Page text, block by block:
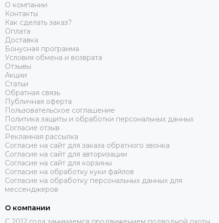
О компании
Контакты
Как сделать заказ?
Оплата
Доставка
Бонусная программа
Условия обмена и возврата
Отзывы
Акции
Статьи
Обратная связь
Публичная оферта
Пользовательское соглашение
Политика защиты и обработки персональных данных
Согласие отзыв
Рекламная рассылка
Согласие на сайт для заказа обратного звонка
Согласие на сайт для авторизации
Согласие на сайт для корзины
Согласие на обработку куки файлов
Согласие на обработку персональных данных для
мессенджеров
О компании